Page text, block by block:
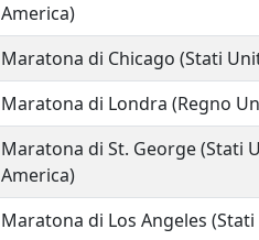
America)
Maratona di Chicago (Stati
Maratona di Londra (Regno
Maratona di St. George (Stati
America)
Maratona di Los Angeles